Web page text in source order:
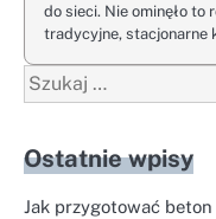
do sieci. Nie ominęło to
tradycyjne, stacjonarne
Szukaj:
Ostatnie wpisy
Jak przygotować